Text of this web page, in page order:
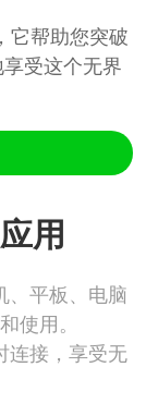
它帮助您突破
受这个无界
用
、平板、电脑
使用。
连接，享受无